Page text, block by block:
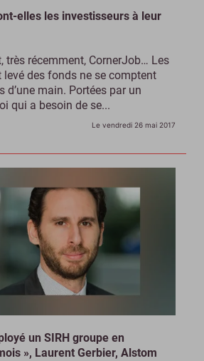
elles les investisseurs à leur
très récemment, CornerJob… Les
levé des fonds ne se comptent
d’une main. Portées par un
qui a besoin de se...
Le vendredi 26 mai 2017
un SIRH groupe en
», Laurent Gerbier, Alstom